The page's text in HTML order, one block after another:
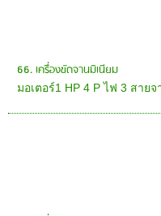
66. เครื่องขัดจานมิเนียม
มอเตอร์1 HP 4 P ไฟ 3 สาย